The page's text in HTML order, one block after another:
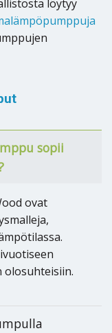
löytyy
sopii
ovat
olosuhteisiin.